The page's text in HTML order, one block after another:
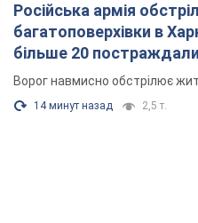
Російська армія
багатоповерхівки в
більше 20
Ворог навмисно обстрілює
14 минут назад 2,5 т.